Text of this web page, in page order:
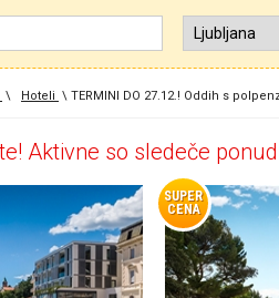
\ Hoteli \ TERMINI DO 27.12.! Oddih s
Aktivne so sledeče
SUPER
CENA